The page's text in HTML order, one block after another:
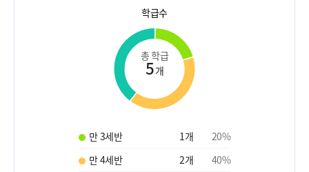
학급수
총 학급
5개
만 3세반 1개 20%
만 4세반
2개 40%